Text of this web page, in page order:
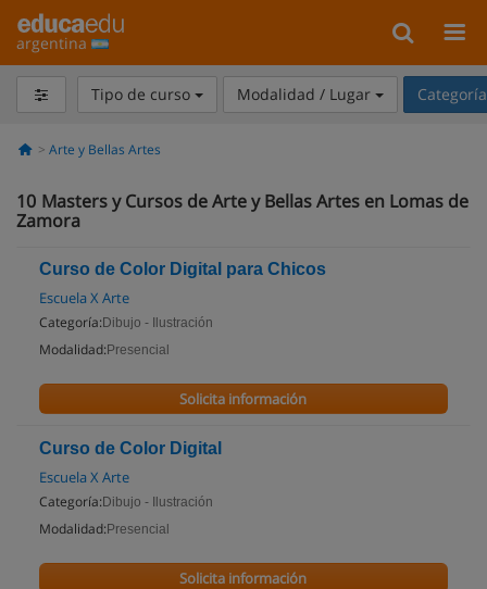
argentina
Tipo de curso Modalidad / Lugar
Arte y Bellas Artes
10 Masters y Cursos de Arte y Bellas Artes en Lomas de
Zamora
Curso de Color Digital para Chicos
Escuela X Arte
Categoría: Dibujo - Ilustración
Modalidad: Presencial
Solicita información
Curso de Color Digital
Escuela X Arte
Categoría: Dibujo - Ilustración
Modalidad: Presencial
Solicita información